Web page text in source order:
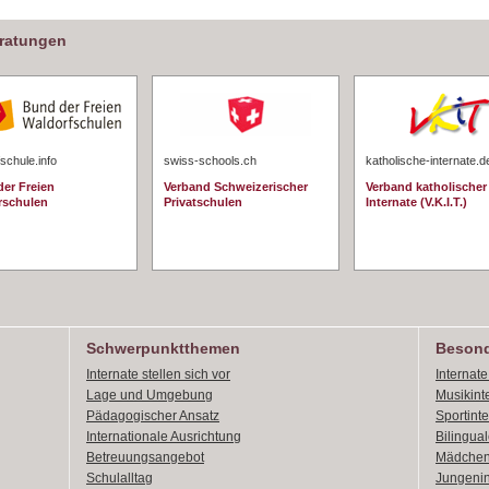
Freien
swiss-schools.ch
Verband Schweizerischer
Privatschulen
katholische-
Verband katholischer
Internate (V.K.I.T.)
Schwerpunktthemen
Internate stellen sich vor
Lage und Umgebung
Pädagogischer Ansatz
Internationale Ausrichtung
Betreuungsangebot
Schulalltag